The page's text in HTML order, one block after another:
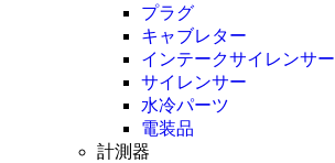
プラグ
キャブレター
インテークサイレンサー
サイレンサー
水冷パーツ
電装品
計測器